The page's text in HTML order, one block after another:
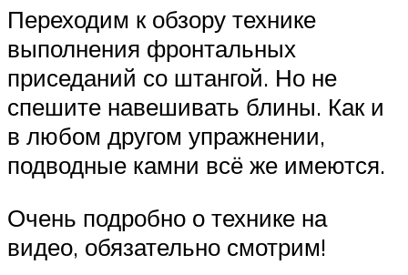
Переходим к обзору технике
выполнения фронтальных
приседаний со штангой. Но не
спешите навешивать блины. Как и
в любом другом упражнении,
подводные камни всё же имеются.
Очень подробно о технике на
видео, обязательно смотрим!